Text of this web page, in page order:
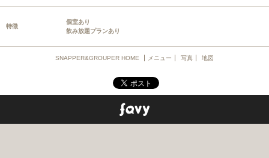
特徴
個室あり
飲み放題プランあり
SNAPPER&GROUPER HOME メニュー 写真 地図